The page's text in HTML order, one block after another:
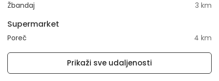
Žbandaj 3 km
Supermarket
Poreč 4 km
Prikaži sve udaljenosti